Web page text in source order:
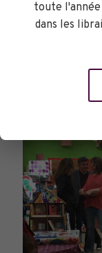
PARCOURS
toute l'année
dans les